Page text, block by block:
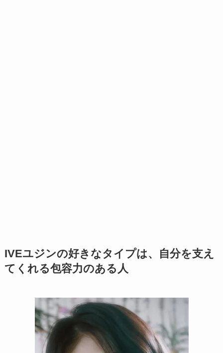
IVEユジンの好きなタイプは、自分を支え
てくれる包容力のある人